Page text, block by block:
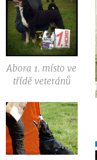
Abora 1. místo ve
třídě veteránů